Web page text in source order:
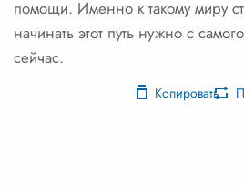
помощи. Именно к такому миру
начинать этот путь нужно с
сейчас.
Копировать